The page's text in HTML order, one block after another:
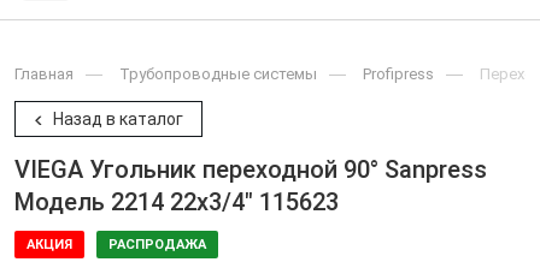
Главная Трубопроводные системы Profipress
Назад в каталог
VIEGA Угольник переходной 90° Sanpress
Модель 2214 22x3/4" 115623
АКЦИЯ РАСПРОДАЖА